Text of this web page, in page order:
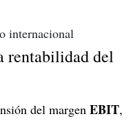
internacional
rentabilidad del
del margen EBIT,